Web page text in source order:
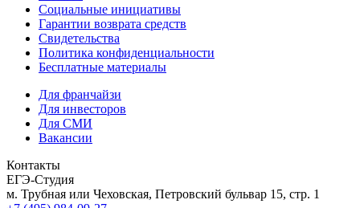
Социальные инициативы
Гарантии возврата средств
Свидетельства
Политика конфиденциальности
Бесплатные материалы
Для франчайзи
Для инвесторов
Для СМИ
Вакансии
Контакты
ЕГЭ-Студия
м. Трубная или Чеховская, Петровский бульвар 15, стр. 1